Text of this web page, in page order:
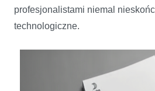
profesjonalistami niemal
technologiczne.